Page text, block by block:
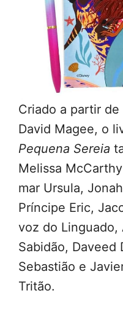
Criado a partir
David Magee, o
Pequena Sereia
Melissa
mar Ursula,
Príncipe Eric,
voz do Linguado,
Sabidão, Daveed
Sebastião e
Tritão.